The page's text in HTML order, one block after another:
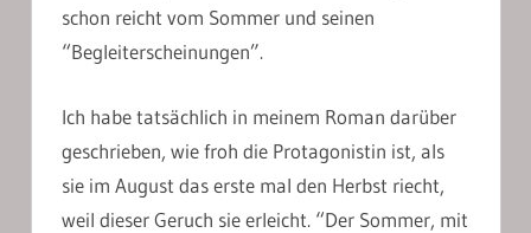
schon reicht vom Sommer und seinen
“Begleiterscheinungen”.
Ich habe tatsächlich in meinem Roman darüber
geschrieben, wie froh die Protagonistin ist, als
sie im August das erste mal den Herbst riecht,
weil dieser Geruch sie erleicht. “Der Sommer, mit